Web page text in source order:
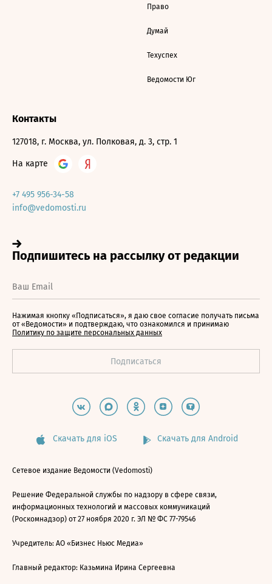
Право
Думай
Техуспех
Ведомости Юг
Контакты
127018, г. Москва, ул. Полковая, д. 3, стр. 1
На карте
+7 495 956-34-58
info@vedomosti.ru
Нажимая кнопку «Подписаться», я даю свое согласие получать письма
от «Ведомости» и подтверждаю, что ознакомился и принимаю
Политику по защите персональных данных
Скачать для iOS Скачать для Android
Сетевое издание Ведомости (Vedomosti)
Решение Федеральной службы по надзору в сфере связи,
информационных технологий и массовых коммуникаций
(Роскомнадзор) от 27 ноября 2020 г. ЭЛ № ФС 77-79546
Учредитель: АО «Бизнес Ньюс Медиа»
Главный редактор: Казьмина Ирина Сергеевна